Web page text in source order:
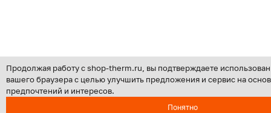
Продолжая работу с shop-therm.ru, вы подтверждаете
вашего браузера с целью улучшить предложения и сервис на
предпочтений и интересов.
Понятно